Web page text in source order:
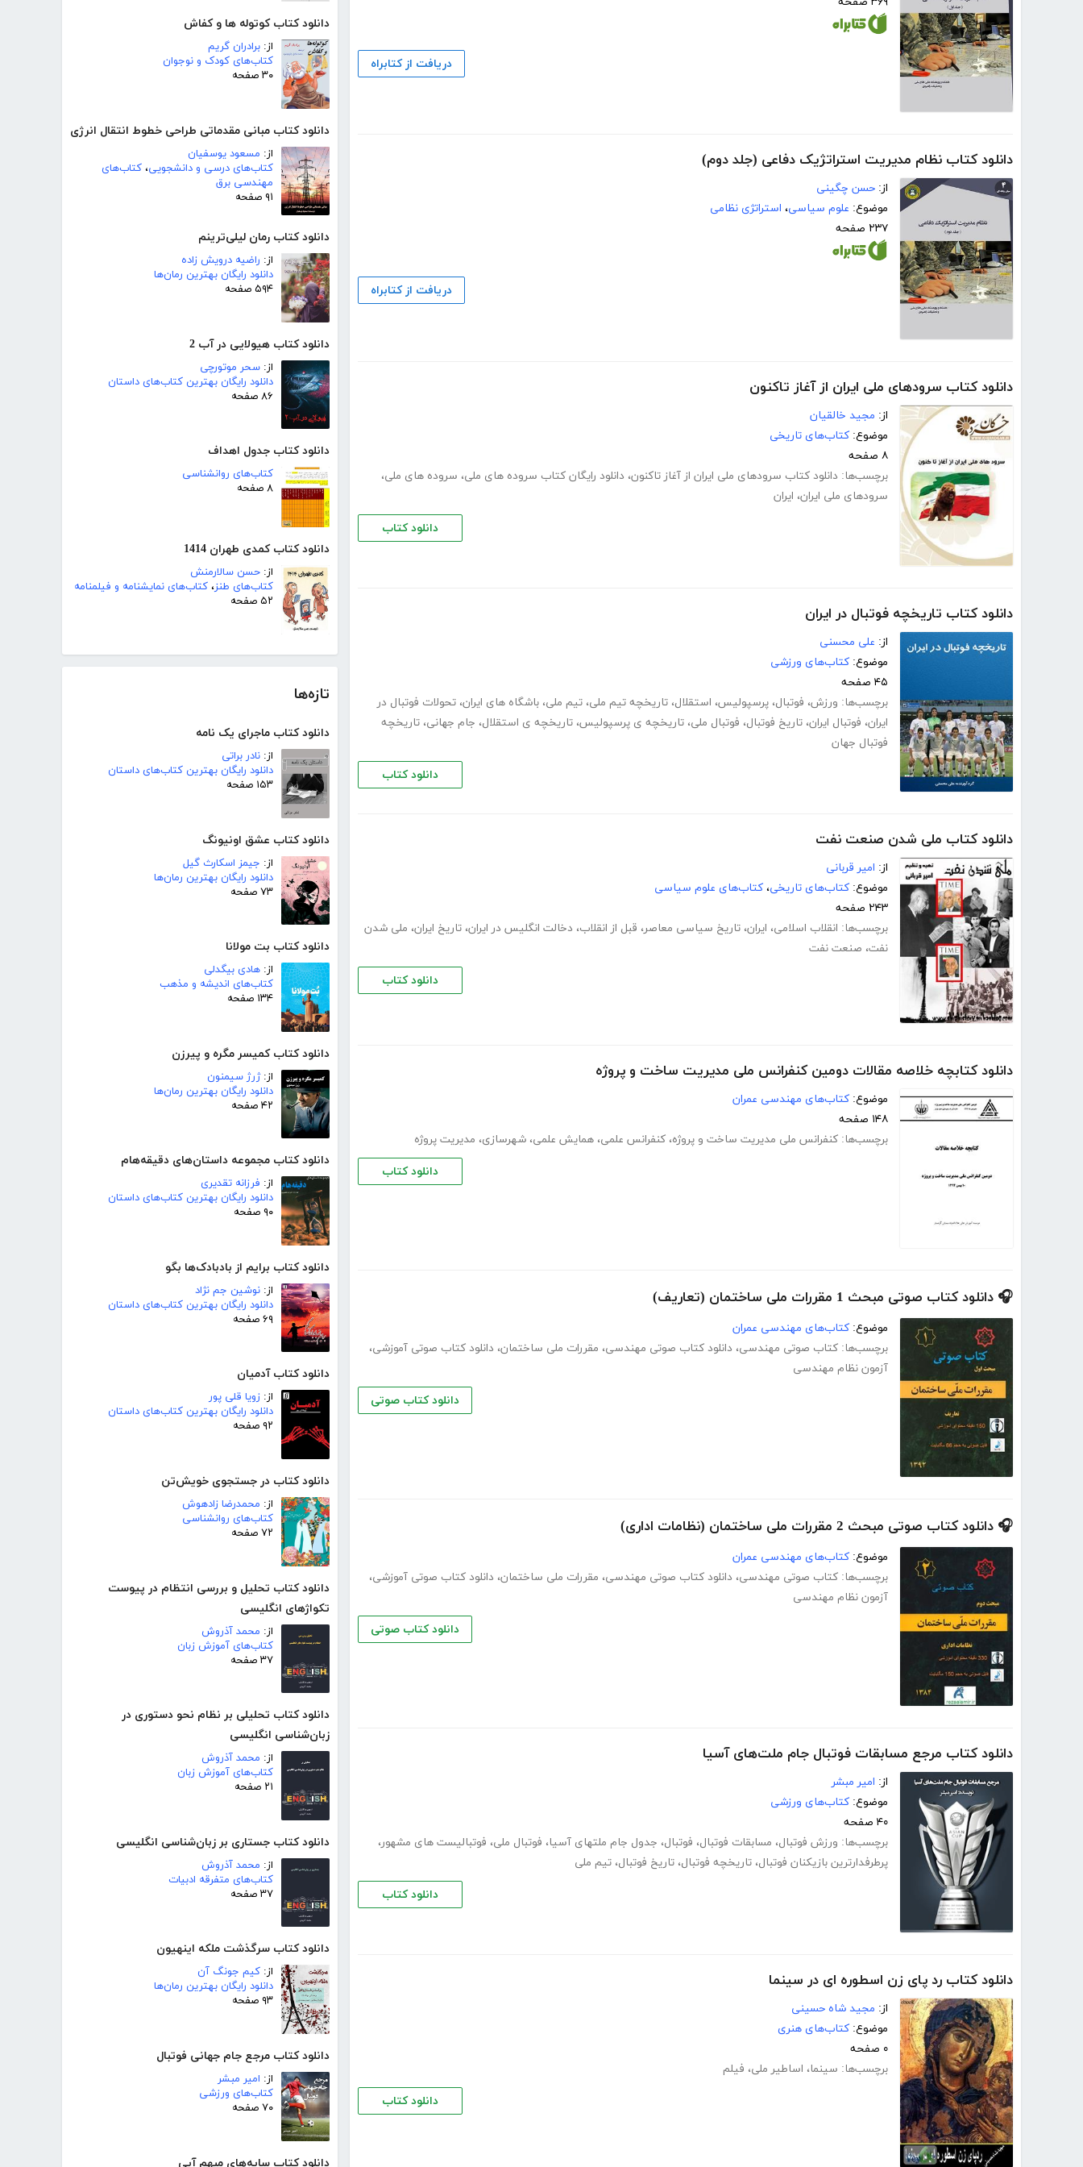
دانلود کتاب کوتوله ها و کفاش
از: برادران گریم
کتاب‌های کودک و نوجوان
۳۰ صفحه
دانلود کتاب مبانی مقدماتی طراحی خطوط انتقال انرژی
از: مسعود یوسفیان
کتاب‌های درسی و دانشجویی، کتاب‌های
مهندسی برق
۹۱ صفحه
دانلود کتاب رمان لیلی‌ترینم
از: راضیه درویش زاده
دانلود رایگان بهترین رمان‌ها
۵۹۴ صفحه
دانلود کتاب هیولایی در آب 2
از: سحر موتورچی
دانلود رایگان بهترین کتاب‌های داستان
۸۶ صفحه
دانلود کتاب جدول اهداف
کتاب‌های روانشناسی
۸ صفحه
دانلود کتاب کمدی طهران 1414
از: حسن سالارمنش
کتاب‌های طنز، کتاب‌های نمایشنامه و فیلمنامه
۵۲ صفحه
تازه‌ها
دانلود کتاب ماجرای یک نامه
از: نادر براتی
دانلود رایگان بهترین کتاب‌های داستان
۱۵۳ صفحه
دانلود کتاب عشق اونیونگ
از: جیمز اسکارث گیل
دانلود رایگان بهترین رمان‌ها
۷۳ صفحه
دانلود کتاب بت مولانا
از: هادی بیگدلی
کتاب‌های اندیشه و مذهب
۱۳۴ صفحه
دانلود کتاب کمیسر مگره و پیرزن
از:ژرژ سیمنون
دانلود رایگان بهترین رمان‌ها
۴۲ صفحه
دانلود کتاب مجموعه داستان‌های دقیقه‌هام
از: فرزانه تقدیری
دانلود رایگان بهترین کتاب‌های داستان
۹۰ صفحه
دانلود کتاب برایم از بادبادک‌ها بگو
از: نوشین جم نژاد
دانلود رایگان بهترین کتاب‌های داستان
۶۹ صفحه
دانلود کتاب آدمیان
از: زویا قلی پور
دانلود رایگان بهترین کتاب‌های داستان
۹۲ صفحه
دانلود کتاب در جستجوی خویش‌تن
از: محمدرضا زادهوش
کتاب‌های روانشناسی
۷۲ صفحه
دانلود کتاب تحلیل و بررسی انتظام در پیوست
تکواژهای انگلیسی
از: محمد آذروش
کتاب‌های آموزش زبان
۳۷ صفحه
دانلود کتاب تحلیلی بر نظام نحو دستوری در
زبان‌شناسی انگلیسی
از: محمد آذروش
کتاب‌های آموزش زبان
۲۱ صفحه
دانلود کتاب جستاری بر زبان‌شناسی انگلیسی
از: محمد آذروش
کتاب‌های متفرقه ادبیات
۳۷ صفحه
دانلود کتاب سرگذشت ملکه اینهیون
از: کیم جونگ آن
دانلود رایگان بهترین رمان‌ها
۹۳ صفحه
دانلود کتاب مرجع جام جهانی فوتبال
از: امیر مبشر
کتاب‌های ورزشی
۷۰ صفحه
دانلود کتاب سایه‌های مبهم آبی
دریافت از کتابراه
دانلود کتاب نظام مدیریت استراتژیک دفاعی (جلد دوم)
از: حسن چگینی
موضوع: علوم سیاسی، استراتژی نظامی
۲۳۷ صفحه
دریافت از کتابراه
دانلود کتاب سرود‌های ملی ایران از آغاز تاکنون
از: مجید خالقیان
موضوع: کتاب‌های تاریخی
۸ صفحه
برچسب‌ها: دانلود کتاب سرود‌های ملی ایران از آغاز تاکنون، دانلود رایگان کتاب سروده های ملی، سروده های ملی،
سرود‌‌های ملی ایران، ایران
دانلود کتاب
دانلود کتاب تاریخچه فوتبال در ایران
از: علی محسنی
موضوع: کتاب‌های ورزشی
۴۵ صفحه
برچسب‌ها: ورزش، فوتبال، پرسپولیس، استقلال، تاریخچه تیم ملی، تیم ملی، باشگاه های ایران، تحولات فوتبال در
ایران، فوتبال ایران، تاریخ فوتبال، فوتبال ملی، تاریخچه ی پرسپولیس، تاریخچه ی استقلال، جام جهانی، تاریخچه
فوتبال جهان
دانلود کتاب
دانلود کتاب ملی شدن صنعت نفت
از: امیر قربانی
موضوع: کتاب‌های تاریخی، کتاب‌های علوم سیاسی
۲۴۳ صفحه
برچسب‌ها: انقلاب اسلامی، ایران، تاریخ سیاسی معاصر، قبل از انقلاب، دخالت انگلیس در ایران، تاریخ ایران، ملی شدن
نفت، صنعت نفت
دانلود کتاب
دانلود کتابچه خلاصه مقالات دومین کنفرانس ملی مدیریت ساخت و پروژه
موضوع: کتاب‌های مهندسی عمران
۱۴۸ صفحه
برچسب‌ها: کنفرانس ملی مدیریت ساخت و پروژه، کنفرانس علمی، همایش علمی، شهرسازی، مدیریت پروژه
دانلود کتاب
🎧 دانلود کتاب صوتی مبحث 1 مقررات ملی ساختمان (تعاریف)
موضوع: کتاب‌های مهندسی عمران
برچسب‌ها: کتاب صوتی مهندسی، دانلود کتاب صوتی مهندسی، مقررات ملی ساختمان، دانلود کتاب صوتی آموزشی،
آزمون نظام مهندسی
دانلود کتاب صوتی
🎧 دانلود کتاب صوتی مبحث 2 مقررات ملی ساختمان (نظامات اداری)
موضوع: کتاب‌های مهندسی عمران
برچسب‌ها: کتاب صوتی مهندسی، دانلود کتاب صوتی مهندسی، مقررات ملی ساختمان، دانلود کتاب صوتی آموزشی،
آزمون نظام مهندسی
دانلود کتاب صوتی
دانلود کتاب مرجع مسابقات فوتبال جام ملت‌های آسیا
از: امیر مبشر
موضوع: کتاب‌های ورزشی
۴۰ صفحه
برچسب‌ها: ورزش فوتبال، مسابقات فوتبال، فوتبال، جدول جام ملتهای آسیا، فوتبال ملی، فوتبالیست های مشهور،
پرطرفدارترین بازیکنان فوتبال، تاریخچه فوتبال، تاریخ فوتبال، تیم ملی
دانلود کتاب
دانلود کتاب رد پای زن اسطوره ای در سینما
از: مجید شاه حسینی
موضوع: کتاب‌های هنری
۰ صفحه
برچسب‌ها: سینما، اساطیر ملی، فیلم
دانلود کتاب